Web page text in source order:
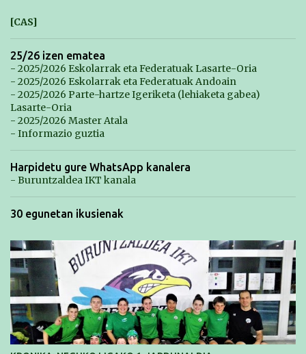
[CAS]
25/26 izen ematea
- 2025/2026 Eskolarrak eta Federatuak Lasarte-Oria
- 2025/2026 Eskolarrak eta Federatuak Andoain
- 2025/2026 Parte-hartze Igeriketa (lehiaketa gabea)
Lasarte-Oria
- 2025/2026 Master Atala
- Informazio guztia
Harpidetu gure WhatsApp kanalera
- Buruntzaldea IKT kanala
30 egunetan ikusienak